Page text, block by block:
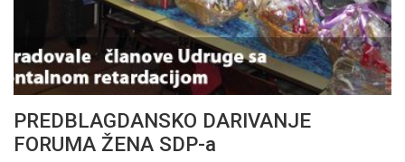
PREDBLAGDANSKO DARIVANJE
FORUMA ŽENA SDP-a